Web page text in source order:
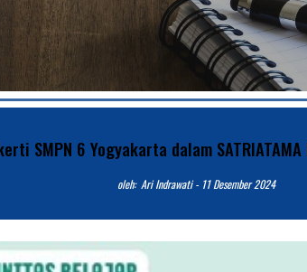
SMPN 6 Yogyakarta dalam
oleh: Ari Indrawati- 11Desember 2024